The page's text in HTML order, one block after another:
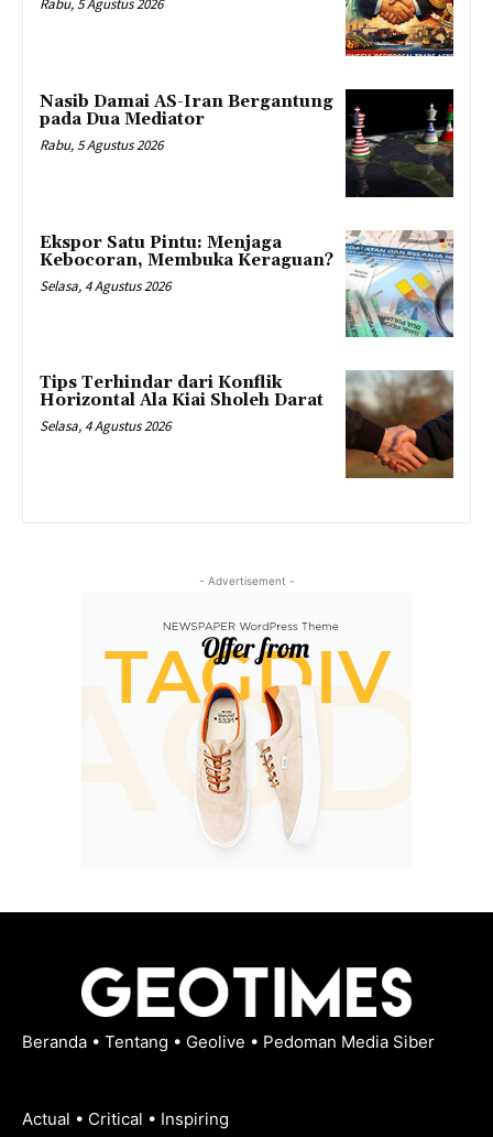
Rabu, 5 Agustus 2026
Nasib Damai AS-Iran Bergantung
pada Dua Mediator
Rabu, 5 Agustus 2026
Ekspor Satu Pintu: Menjaga
Kebocoran, Membuka Keraguan?
Selasa, 4 Agustus 2026
Tips Terhindar dari Konflik
Horizontal Ala Kiai Sholeh Darat
Selasa, 4 Agustus 2026
- Advertisement -
Beranda • Tentang • Geolive • Pedoman Media Siber
Actual • Critical • Inspiring